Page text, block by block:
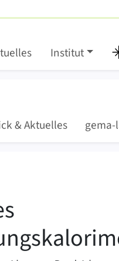
Institut
&Aktuelles gema-